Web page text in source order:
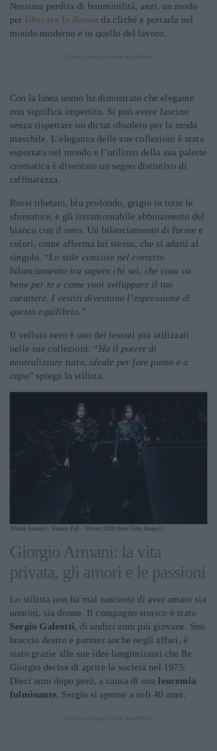
Nessuna perdita di femminilità, anzi, un modo
per liberare la donna da cliché e portarla nel
mondo moderno e in quello del lavoro.
Con la linea uomo ha dimostrato che elegante
non significa impettito. Si può avere fascino
senza rispettare un dictat obsoleto per la moda
maschile. L’eleganza delle sue collezioni è stata
esportata nel mondo e l’utilizzo della sua palette
cromatica è diventato un segno distintivo di
raffinatezza.
Rossi tibetani, blu profondo, grigio in tutte le
sfumature, e gli intramontabile abbinamento del
bianco con il nero. Un bilanciamento di forme e
colori, come afferma lui stesso, che si adatti al
singolo. “Lo stile consiste nel corretto
bilanciamento tra sapere chi sei, che cosa va
bene per te e come vuoi sviluppare il tuo
carattere. I vestiti diventano l’espressione di
questo equilibrio.”
Il velluto nero è uno dei tessuti più utilizzati
nelle sue collezioni: “Ha il potere di
neutralizzare tutto, ideale per fare punto e a
capo” spiega lo stilista.
Sfilata Armani’s Women Fall – Winter 2020 (foto Getty Images)
Giorgio Armani: la vita
privata, gli amori e le passioni
Lo stilista non ha mai nascosto di aver amato sia
uomini, sia donne. Il compagno storico è stato
Sergio Galeotti, di undici anni più giovane. Suo
braccio destro e partner anche negli affari, è
stato grazie alle sue idee lungimiranti che Re
Giorgio decise di aprire la società nel 1975.
Dieci anni dopo però, a causa di una leucemia
fulminante, Sergio si spense a soli 40 anni.